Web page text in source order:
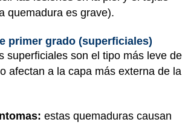
quemadura es grave).
primer grado (superficiales)
superficiales son el tipo más leve de
afectan a la capa más externa de la
estas quemaduras causan